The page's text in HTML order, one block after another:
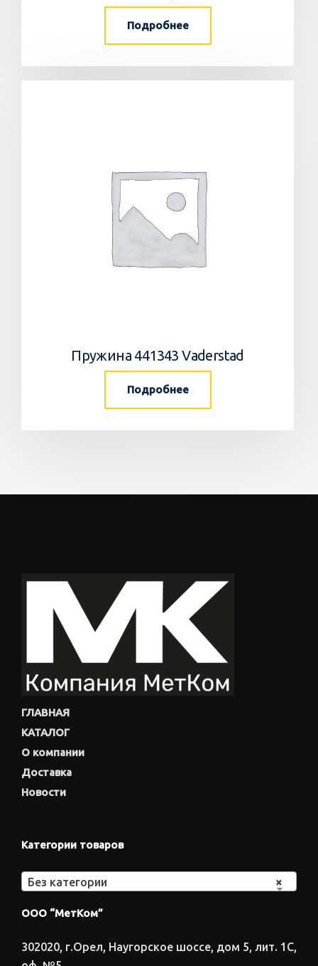
Подробнее
Пружина 441343 Vaderstad
Подробнее
ГЛАВНАЯ
КАТАЛОГ
О компании
Доставка
Новости
Категории товаров
×
Без категории
ООО “МетКом”
302020, г.Орел, Наугорское шоссе, дом 5, лит. 1С,